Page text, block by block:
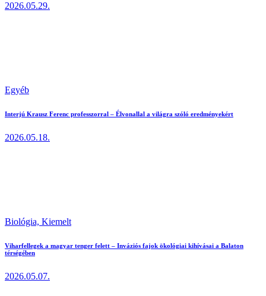
2026.05.29.
Egyéb
Interjú Krausz Ferenc professzorral – Élvonallal a világra szóló eredményekért
2026.05.18.
Biológia, Kiemelt
Viharfellegek a magyar tenger felett – Inváziós fajok ökológiai kihívásai a Balaton
térségében
2026.05.07.